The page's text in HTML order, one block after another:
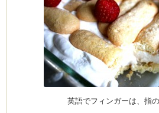
英語でフィンガーは、指の